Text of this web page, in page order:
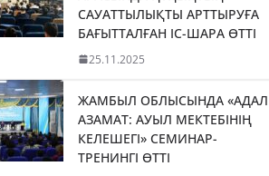
САУАТТЫЛЫҚТЫ АРТТЫРУҒА
БАҒЫТТАЛҒАН ІС-ШАРА ӨТТІ
25.11.2025
ЖАМБЫЛ ОБЛЫСЫНДА «АДАЛ
АЗАМАТ: АУЫЛ МЕКТЕБІНІҢ
КЕЛЕШЕГІ» СЕМИНАР-
ТРЕНИНГІ ӨТТІ